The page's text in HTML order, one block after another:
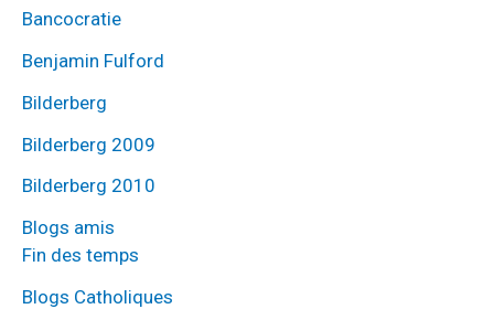
Bancocratie
Benjamin Fulford
Bilderberg
Bilderberg 2009
Bilderberg 2010
Blogs amis
Fin des temps
Blogs Catholiques
à
?